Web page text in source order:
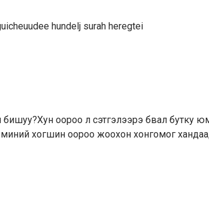
hundelj surah heregtei
бишуу?Хун оороо л сэтгэлээрэ бвал бутку
миний хогшин оороо жоохон хонгомог